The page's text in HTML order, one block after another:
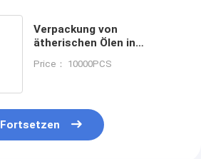
Verpackung von
ätherischen Ölen in
Versand
Price： 10000PCS
Fortsetzen